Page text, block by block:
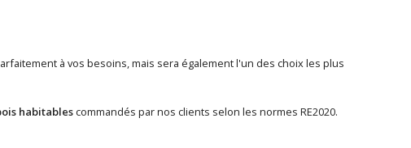
à vos besoins, mais sera également l'un des choix les plus
habitablescommandés par nos clients selon les normes RE2020.